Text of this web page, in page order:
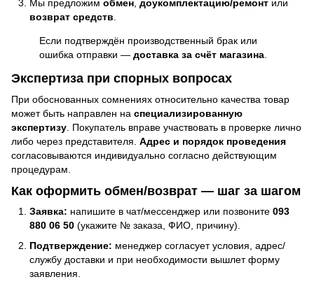
Мы предложим обмен доукомплектацию/ремонт или
возврат средств
Если подтверждён производственный брак или
ошибка отправки — доставка за счёт магазина
Экспертиза при спорных вопросах
При обоснованных сомнениях относительно качества товар
может быть направлен на специализированную
экспертизу . Покупатель вправе участвовать в проверке лично
либо через представителя. Адрес и порядок проведения
согласовываются индивидуально согласно действующим
процедурам.
Как оформить обмен/возврат — шаг за шагом
Заявка: напишите в чат/мессенджер или позвоните 093
880 06 50 (укажите № заказа, ФИО, причину).
Подтверждение: менеджер согласует условия, адрес/
службу доставки и при необходимости вышлет форму
заявления.